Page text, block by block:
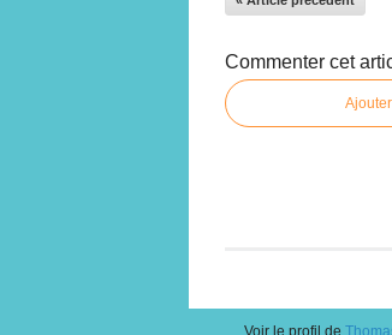
Commenter cet
Voir le profil de